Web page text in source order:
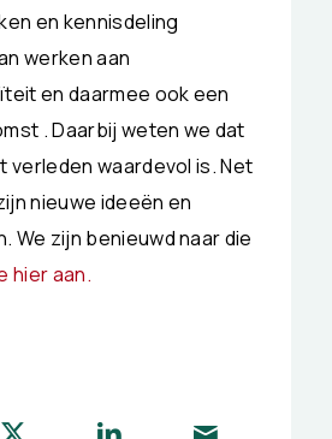
en kennisdeling
werken aan
en daarmee ook een
. Daarbij weten we dat
verleden waardevol is. Net
nieuwe ideeën en
We zijn benieuwd naar die
hier aan.